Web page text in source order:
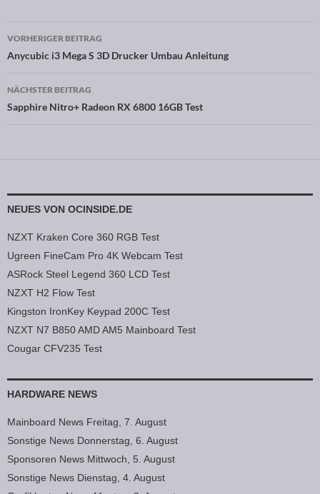
Beitragsnavigation
VORHERIGER BEITRAG
Anycubic i3 Mega S 3D Drucker Umbau Anleitung
NÄCHSTER BEITRAG
Sapphire Nitro+ Radeon RX 6800 16GB Test
NEUES VON OCINSIDE.DE
NZXT Kraken Core 360 RGB Test
Ugreen FineCam Pro 4K Webcam Test
ASRock Steel Legend 360 LCD Test
NZXT H2 Flow Test
Kingston IronKey Keypad 200C Test
NZXT N7 B850 AMD AM5 Mainboard Test
Cougar CFV235 Test
HARDWARE NEWS
Mainboard News Freitag, 7. August
Sonstige News Donnerstag, 6. August
Sponsoren News Mittwoch, 5. August
Sonstige News Dienstag, 4. August